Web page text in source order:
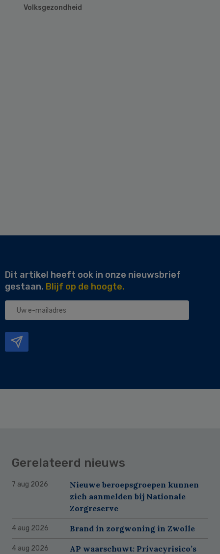
Volksgezondheid
Dit artikel heeft ook in onze nieuwsbrief
gestaan. Blijf op de hoogte.
Uw
Gerelateerd nieuws
7 aug 2026
Nieuwe beroepsgroepen kunnen
zich aanmelden bij Nationale
Zorgreserve
4 aug 2026 Brand in zorgwoning in Zwolle
4 aug 2026
AP waarschuwt: Privacyrisico’s